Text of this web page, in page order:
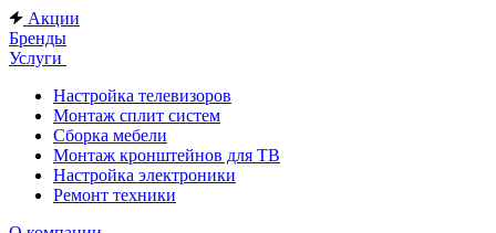
Акции
Бренды
Услуги
Настройка телевизоров
Монтаж сплит систем
Сборка мебели
Монтаж кронштейнов для ТВ
Настройка электроники
Ремонт техники